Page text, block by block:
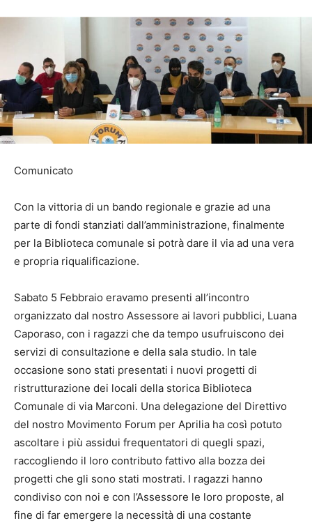
Comunicato
Con la vittoria di un bando regionale e grazie ad una
parte di fondi stanziati dall’amministrazione, finalmente
per la Biblioteca comunale si potrà dare il via ad una vera
e propria riqualificazione.
Sabato 5 Febbraio eravamo presenti all’incontro
organizzato dal nostro Assessore ai lavori pubblici, Luana
Caporaso, con i ragazzi che da tempo usufruiscono dei
servizi di consultazione e della sala studio. In tale
occasione sono stati presentati i nuovi progetti di
ristrutturazione dei locali della storica Biblioteca
Comunale di via Marconi. Una delegazione del Direttivo
del nostro Movimento Forum per Aprilia ha così potuto
ascoltare i più assidui frequentatori di quegli spazi,
raccogliendo il loro contributo fattivo alla bozza dei
progetti che gli sono stati mostrati. I ragazzi hanno
condiviso con noi e con l’Assessore le loro proposte, al
fine di far emergere la necessità di una costante